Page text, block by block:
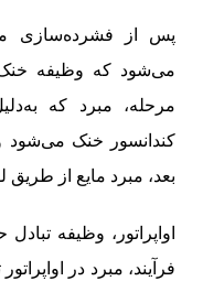
پس از فشرده‌سازی
می‌شود که وظیفه
مرحله، مبرد که
کندانسور خنک می‌شود
بعد، مبرد مایع از طریق
اواپراتور، وظیفه
فرآیند، مبرد در